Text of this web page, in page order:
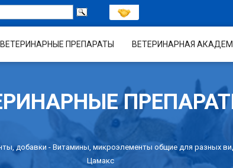
ВЕТЕРИНАРНЫЕ ПРЕПАРАТЫ ВЕТЕРИНАРНАЯ
добавки - Витамины, микроэлементы общие для разных
Цамакс